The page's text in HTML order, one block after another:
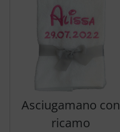
Asciugamano con
ricamo